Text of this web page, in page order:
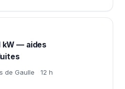
kW — aides
de Gaulle 12 h